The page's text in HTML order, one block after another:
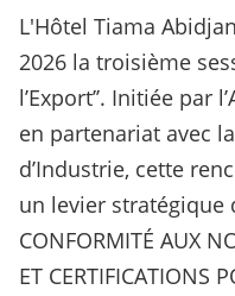
L'Hôtel Tiama
2026 la troisième
l’Export’’. Initiée par
en partenariat avec
d’Industrie, cette
un levier stratégique
CONFORMITÉ AUX
ET CERTIFICATIONS